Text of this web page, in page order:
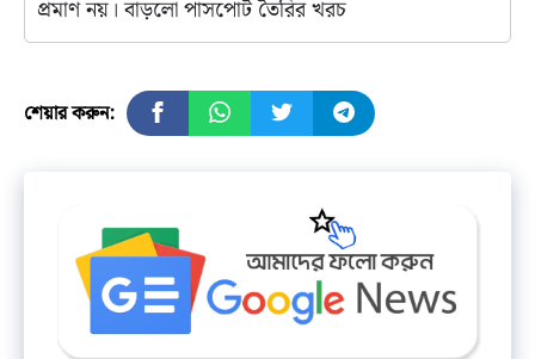
প্রমাণ নয়। বাড়লো পাসপোর্ট তৈরির খরচ
শেয়ার করুন: